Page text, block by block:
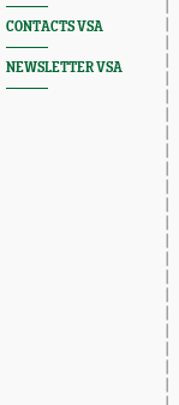
CONTACTS VSA
NEWSLETTER VSA